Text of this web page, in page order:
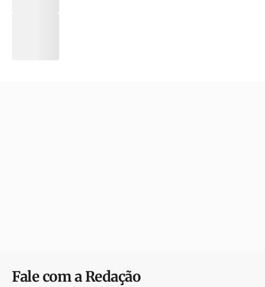
Fale com a Redação